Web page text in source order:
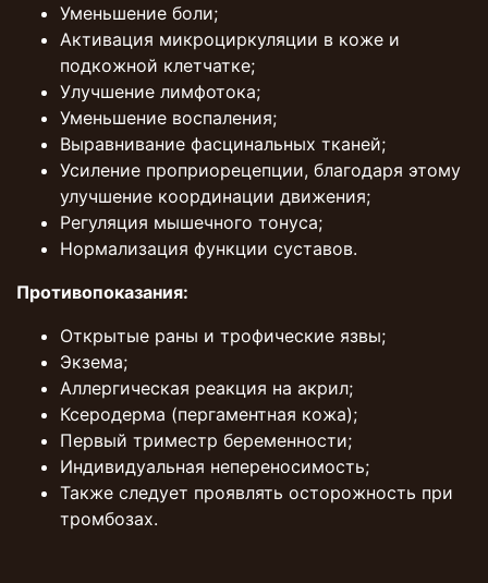
Уменьшение боли;
Активация микроциркуляции в коже и
подкожной клетчатке;
Улучшение лимфотока;
Уменьшение воспаления;
Выравнивание фасцинальных тканей;
Усиление проприорецепции, благодаря этому
улучшение координации движения;
Регуляция мышечного тонуса;
Нормализация функции суставов.
Противопоказания:
Открытые раны и трофические язвы;
Экзема;
Аллергическая реакция на акрил;
Ксеродерма (пергаментная кожа);
Первый триместр беременности;
Индивидуальная непереносимость;
Также следует проявлять осторожность при
тромбозах.